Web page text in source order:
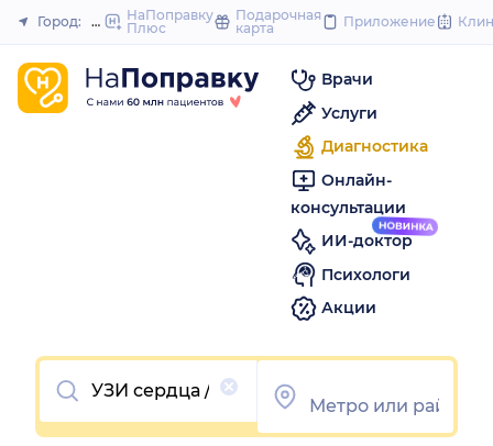
to
Закрыть
Город: Новосибирск
НаПоправку
Плюс
Подарочная
карта
Приложение
Врачи
Услуги
Диагностика
Онлайн-
консультации
ИИ-доктор
Психологи
Акции
Очистить